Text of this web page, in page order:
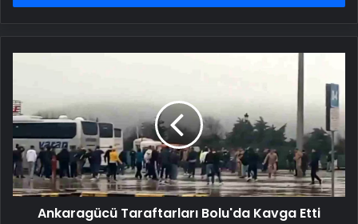
Kavga
Etti
Ankaragücü Taraftarları Bolu'da Kavga Etti